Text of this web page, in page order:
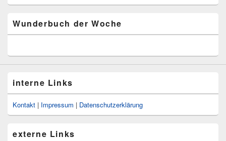
Wunderbuch der Woche
interne Links
Kontakt | Impressum | Datenschutzerklärung
externe Links